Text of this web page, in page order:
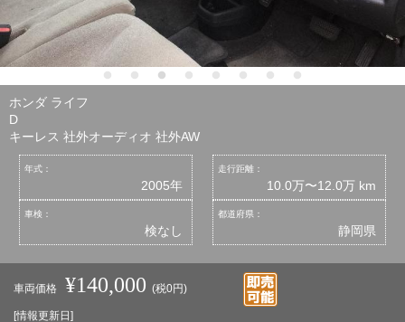
ホンダ ライフ
D
キーレス 社外オーディオ 社外AW
年式：
2005年
走行距離：
10.0万〜12.0万 km
車検：
検なし
都道府県：
静岡県
車両価格 ¥140,000(税0円)
[情報更新日]